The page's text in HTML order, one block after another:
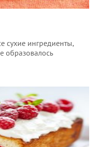
сухие ингредиенты,
образовалось